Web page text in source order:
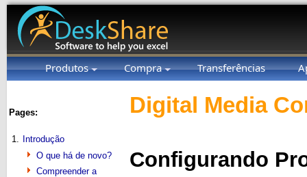
Produtos Compra Transferências
Pages:
1.
Introdução
O que há de novo?
Compreender a
Digital Media
Configurando